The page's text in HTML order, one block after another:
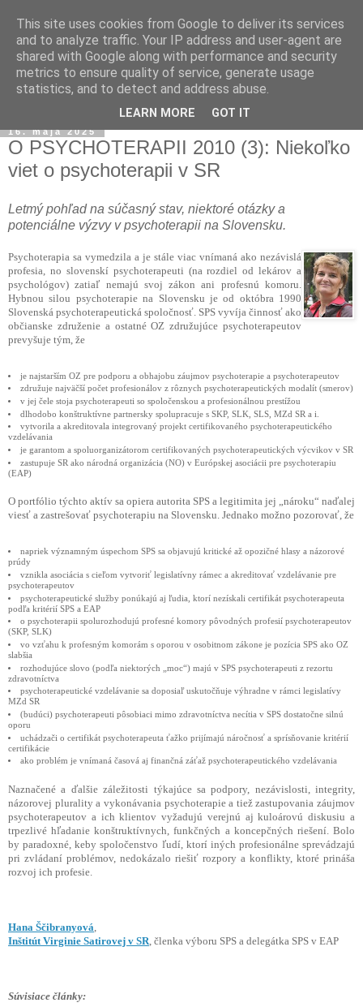
16. mája 2025
O PSYCHOTERAPII 2010 (3): Niekoľko
viet o psychoterapii v SR
Letmý pohľad na súčasný stav, niektoré otázky a
potenciálne výzvy v psychoterapii na Slovensku.
Psychoterapia sa vymedzila a je stále viac vnímaná ako nezávislá
profesia, no slovenskí psychoterapeuti (na rozdiel od lekárov a
psychológov) zatiaľ nemajú svoj zákon ani profesnú komoru.
Hybnou silou psychoterapie na Slovensku je od októbra 1990
Slovenská psychoterapeutická spoločnosť. SPS vyvíja činnosť ako
občianske združenie a ostatné OZ združujúce psychoterapeutov
prevyšuje tým, že
je najstarším OZ pre podporu a obhajobu záujmov psychoterapie a psychoterapeutov
združuje najväčší počet profesionálov z rôznych psychoterapeutických modalít (smerov)
v jej čele stoja psychoterapeuti so spoločenskou a profesionálnou prestížou
dlhodobo konštruktívne partnersky spolupracuje s SKP, SLK, SLS, MZd SR a i.
vytvorila a akreditovala integrovaný projekt certifikovaného psychoterapeutického
vzdelávania
je garantom a spoluorganizátorom certifikovaných psychoterapeutických výcvikov v SR
zastupuje SR ako národná organizácia (NO) v Európskej asociácii pre psychoterapiu
(EAP)
O portfólio týchto aktív sa opiera autorita SPS a legitimita jej „nároku“ naďalej
viesť a zastrešovať psychoterapiu na Slovensku. Jednako možno pozorovať, že
napriek významným úspechom SPS sa objavujú kritické až opozičné hlasy a názorové
prúdy
vznikla asociácia s cieľom vytvoriť legislatívny rámec a akreditovať vzdelávanie pre
psychoterapeutov
psychoterapeutické služby ponúkajú aj ľudia, ktorí nezískali certifikát psychoterapeuta
podľa kritérií SPS a EAP
o psychoterapii spolurozhodujú profesné komory pôvodných profesií psychoterapeutov
(SKP, SLK)
vo vzťahu k profesným komorám s oporou v osobitnom zákone je pozícia SPS ako OZ
slabšia
rozhodujúce slovo (podľa niektorých „moc“) majú v SPS psychoterapeuti z rezortu
zdravotníctva
psychoterapeutické vzdelávanie sa doposiaľ uskutočňuje výhradne v rámci legislatívy
MZd SR
(budúci) psychoterapeuti pôsobiaci mimo zdravotníctva necítia v SPS dostatočne silnú
oporu
uchádzači o certifikát psychoterapeuta ťažko prijímajú náročnosť a sprísňovanie kritérií
certifikácie
ako problém je vnímaná časová aj finančná záťaž psychoterapeutického vzdelávania
Naznačené a ďalšie záležitosti týkajúce sa podpory, nezávislosti, integrity,
názorovej plurality a vykonávania psychoterapie a tiež zastupovania záujmov
psychoterapeutov a ich klientov vyžadujú verejnú aj kuloárovú diskusiu a
trpezlivé hľadanie konštruktívnych, funkčných a koncepčných riešení. Bolo
by paradoxné, keby spoločenstvo ľudí, ktorí iných profesionálne sprevádzajú
pri zvládaní problémov, nedokázalo riešiť rozpory a konflikty, ktoré prináša
rozvoj ich profesie.
Hana Ščibranyová
Inštitút Virginie Satirovej v SR , členka výboru SPS a delegátka SPS v EAP
Súvisiace články:
This site uses cookies from Google to deliver its services
and to analyze traffic. Your IP address and user-agent are
shared with Google along with performance and security
metrics to ensure quality of service, generate usage
statistics, and to detect and address abuse.
LEARN MORE GOT IT